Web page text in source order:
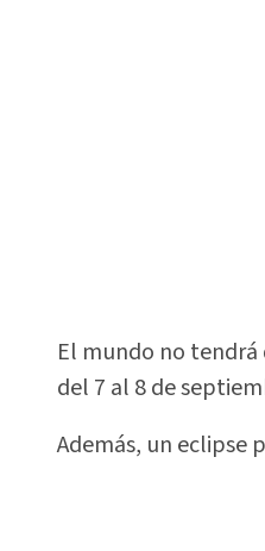
El mundo no
del 7 al 8 de
Además, un eclipse